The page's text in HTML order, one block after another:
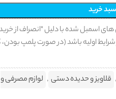
خرید
اسمبل شده با دلیل "انصراف از
اولیه باشد (در صورت پلمپ بودن،
, قلاویز و حدیده دستی , لوازم مصرفی و